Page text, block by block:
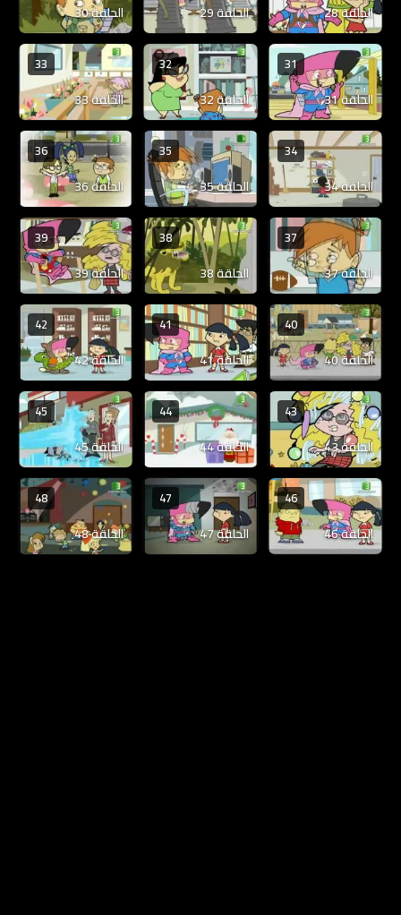
الحلقة 28 الحلقة 29 الحلقة 30
31
الحلقة 31
32
الحلقة 32
33
الحلقة 33
34
الحلقة 34
35
الحلقة 35
36
الحلقة 36
37
الحلقة 37
38
الحلقة 38
39
الحلقة 39
40
الحلقة 40
41
الحلقة 41
42
الحلقة 42
43
الحلقة 43
44
الحلقة 44
45
الحلقة 45
46
الحلقة 46
47
الحلقة 47
48
الحلقة 48